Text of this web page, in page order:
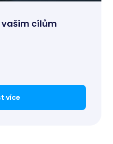
vašim cílům
více